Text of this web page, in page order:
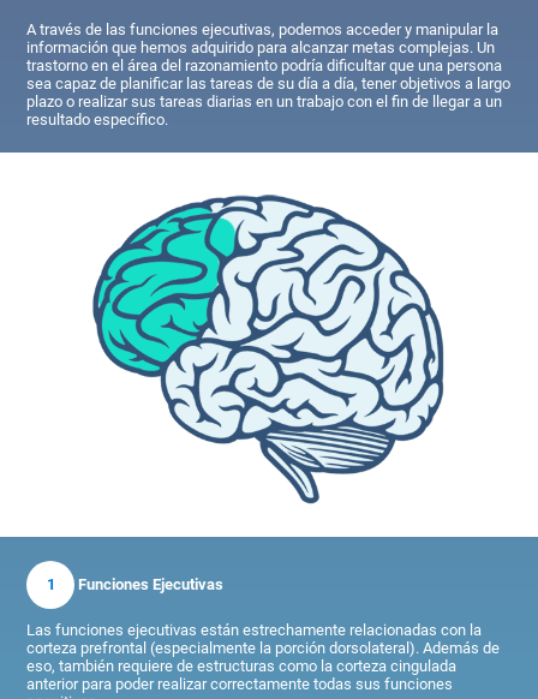
A través de las funciones ejecutivas, podemos acceder y manipular la
información que hemos adquirido para alcanzar metas complejas. Un
trastorno en el área del razonamiento podría dificultar que una persona
sea capaz de planificar las tareas de su día a día, tener objetivos a largo
plazo o realizar sus tareas diarias en un trabajo con el fin de llegar a un
resultado específico.
1 Funciones Ejecutivas
Las funciones ejecutivas están estrechamente relacionadas con la
corteza prefrontal (especialmente la porción dorsolateral). Además de
eso, también requiere de estructuras como la corteza cingulada
anterior para poder realizar correctamente todas sus funciones